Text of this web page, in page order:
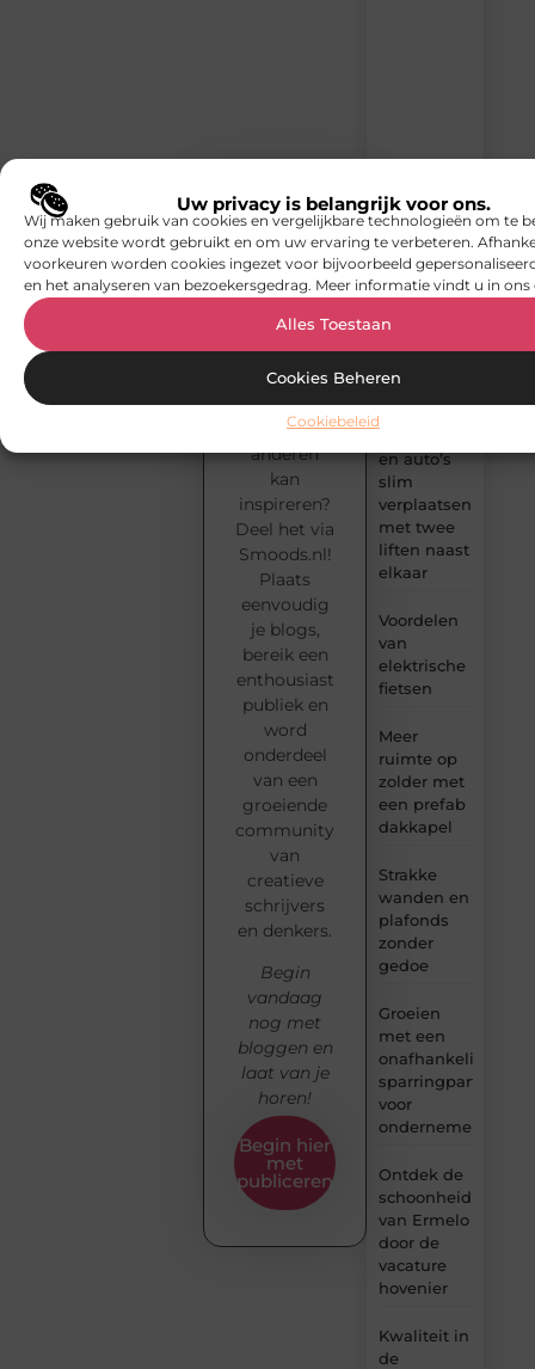
Uw privacy is belangrijk voor ons.
Wij maken gebruik van cookies en vergelijkbare technologieën om te
onze website wordt gebruikt en om uw ervaring te verbeteren.
voorkeuren worden cookies ingezet voor bijvoorbeeld
en het analyseren van bezoekersgedrag. Meer informatie vindt u in ons
Alles Toestaan
Cookies Beheren
Cookiebeleid
Why
Remote
Teams Are
Rethinking
Data
Visualisation
Steema
en auto’s
slim
verplaatsen
met twee
liften naast
elkaar
Voordelen
van
elektrische
fietsen
Meer
ruimte op
zolder met
een prefab
dakkapel
Strakke
wanden en
plafonds
zonder
gedoe
Groeien
met een
onafhankelijke
sparringpartner
voor
ondernemers
Ontdek de
schoonheid
van Ermelo
door de
vacature
hovenier
Kwaliteit in
de
Jouw
blog
verdient
podium!
Heb jij een
verhaal,
idee of
ervaring die
anderen
kan
inspireren?
Deel het via
Smoods.nl!
Plaats
eenvoudig
je blogs,
bereik een
enthousiast
publiek en
word
onderdeel
van een
groeiende
community
van
creatieve
schrijvers
en denkers.
Begin
vandaag
nog met
bloggen en
laat van je
horen!
Begin hier
met
publiceren